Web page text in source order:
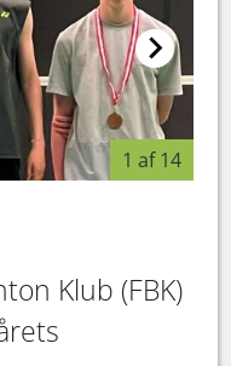
1 af 14
Klub (FBK)